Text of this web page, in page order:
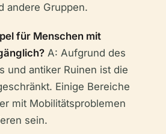
andere Gruppen.
für Menschen mit
A: Aufgrund des
und antiker Ruinen ist die
Einige Bereiche
mit Mobilitätsproblemen
sein.